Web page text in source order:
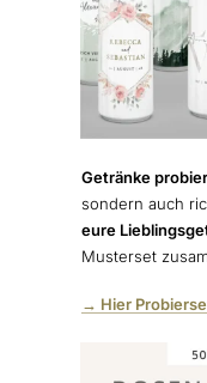
Getränke
sondern auch
eure
Musterset
→ Hier